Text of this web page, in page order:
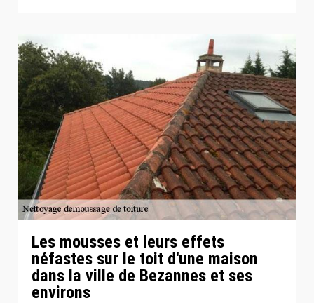
Les mousses et leurs effets
néfastes sur le toit d'une maison
dans la ville de Bezannes et ses
environs